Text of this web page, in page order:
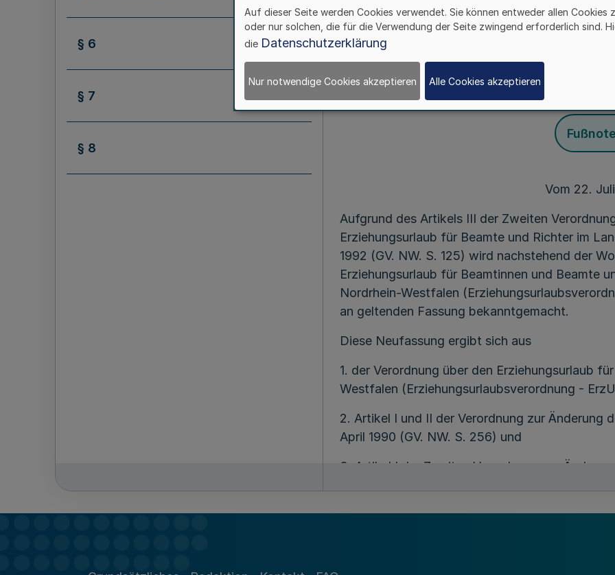
§ 6
§ 7
§ 8
Bekanntmachung
Vom 22.
Aufgrund des Artikels III der Zweiten
Erziehungsurlaub für Beamte und Richter im
1992 (GV. NW. S. 125) wird nachstehend der
Erziehungsurlaub für Beamtinnen und Beamte
Nordrhein-Westfalen
an geltenden Fassung bekanntgemacht.
Diese Neufassung ergibt sich aus
1. der Verordnung über den Erziehungsurlaub
Westfalen (Erziehungsurlaubsverordnung -
2. Artikel I und II der Verordnung zur Änderung
April 1990 (GV. NW. S. 256) und
3. Artikel I der Zweiten Verordnung zur
Artikel II der Zweiten Verordnung zur Änderung
Auf dieser Seite werden Cookies verwendet. Sie können entweder allen Cookies
oder nur solchen, die für die Verwendung der Seite zwingend erforderlich sind.
die Datenschutzerklärung
Nur notwendige Cookies akzeptieren Alle Cookies akzeptieren